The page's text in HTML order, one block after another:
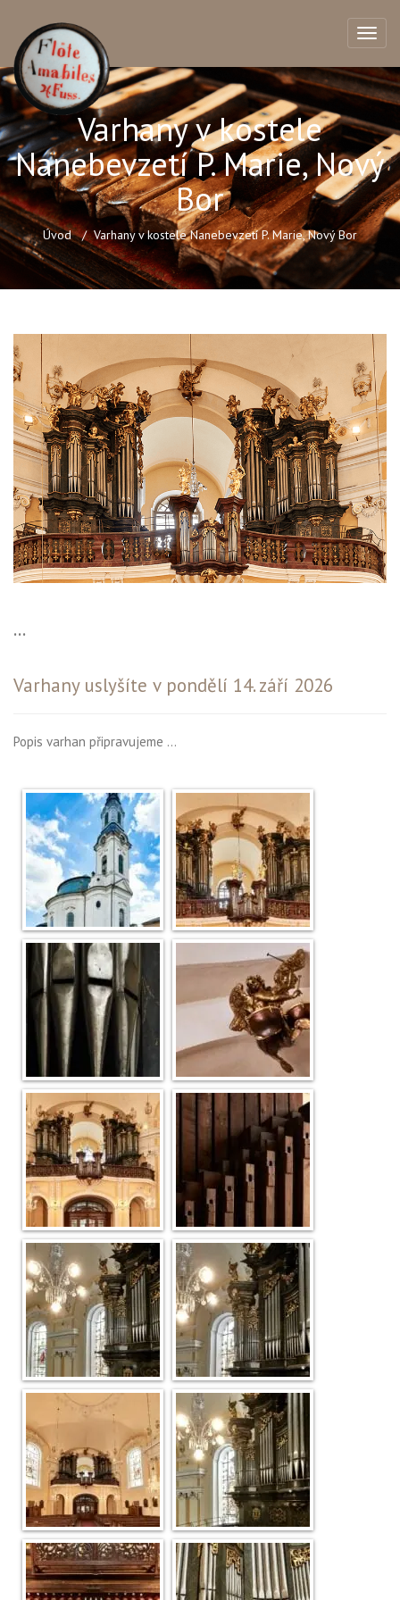
Varhany v kostele
Nanebevzetí P. Marie, Nový
Bor
Úvod Varhany v kostele Nanebevzetí P. Marie, Nový Bor
...
Varhany uslyšíte v pondělí 14. září 2026
Popis varhan připravujeme …